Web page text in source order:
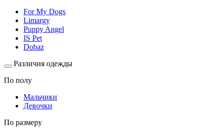
For My Dogs
Limargy
Puppy Angel
IS Pet
Dobaz
Различия одежды
По полу
Мальчики
Девочки
По размеру